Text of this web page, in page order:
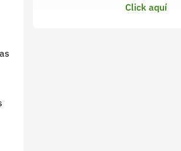
Click aquí